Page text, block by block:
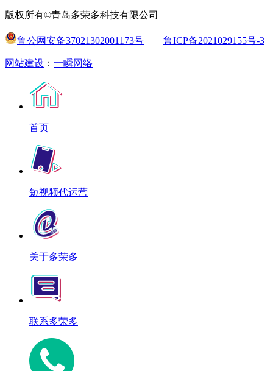
版权所有©青岛多荣多科技有限公司
鲁公网安备37021302001173号 鲁ICP备2021029155号-3
网站建设 ： 一瞬网络
首页
短视频代运营
关于多荣多
联系多荣多